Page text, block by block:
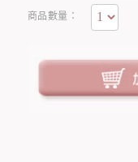
商品數量：